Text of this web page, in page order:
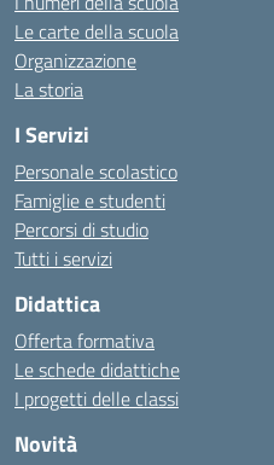
Le carte della scuola
Organizzazione
La storia
I Servizi
Personale scolastico
Famiglie e studenti
Percorsi di studio
Tutti i servizi
Didattica
Offerta formativa
Le schede didattiche
I progetti delle classi
Novità